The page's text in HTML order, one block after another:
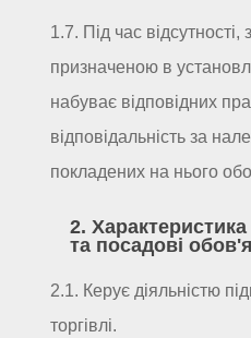
1.7. Під час
призначеною в
набуває відповідних
відповідальність за
покладених на нього
2.
та посадові
2.1. Керує діяльністю
торгівлі.